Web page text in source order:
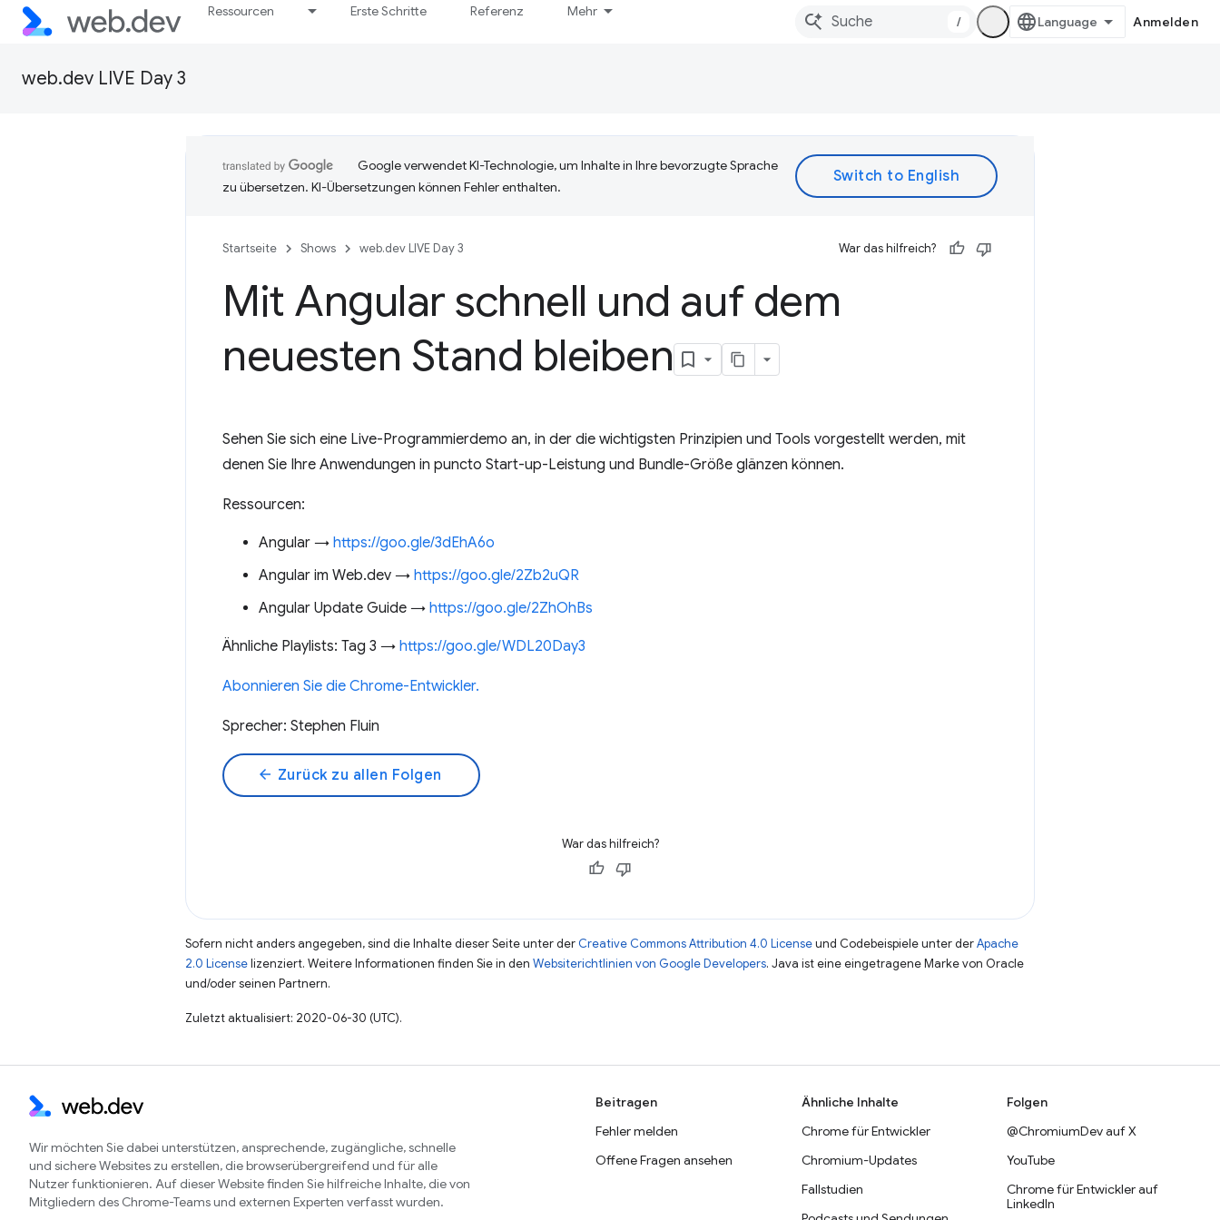
Ressourcen Erste Schritte Referenz Mehr
/ Anmelden
web.dev LIVE Day 3
Google verwendet KI-Technologie, um Inhalte in Ihre bevorzugte Sprache
zu übersetzen. KI-Übersetzungen können Fehler enthalten.
Startseite Shows web.dev LIVE Day 3 War das hilfreich?
Mit Angular schnell und auf dem
neuesten Stand bleiben
Sehen Sie sich eine Live-Programmierdemo an, in der die wichtigsten Prinzipien und Tools vorgestellt werden, mit
denen Sie Ihre Anwendungen in puncto Start-up-Leistung und Bundle-Größe glänzen können.
Ressourcen:
Angular → https://goo.gle/3dEhA6o
Angular im Web.dev → https://goo.gle/2Zb2uQR
Angular Update Guide → https://goo.gle/2ZhOhBs
Ähnliche Playlists: Tag 3 → https://goo.gle/WDL20Day3
Abonnieren Sie die Chrome-Entwickler.
Sprecher: Stephen Fluin
arrow_back Zurück zu allen Folgen
War das hilfreich?
Sofern nicht anders angegeben, sind die Inhalte dieser Seite unter der Creative Commons Attribution 4.0 Licenseund Codebeispiele unter derApache
2.0 Licenselizenziert. Weitere Informationen finden Sie in den Websiterichtlinien von Google Developers. Java ist eine eingetragene Marke von Oracle
und/oder seinen Partnern.
Zuletzt aktualisiert: 2020-06-30 (UTC).
Wir möchten Sie dabei unterstützen, ansprechende, zugängliche, schnelle
und sichere Websites zu erstellen, die browserübergreifend und für alle
Nutzer funktionieren. Auf dieser Website finden Sie hilfreiche Inhalte, die von
Mitgliedern des Chrome-Teams und externen Experten verfasst wurden.
Beitragen
Fehler melden
Offene Fragen ansehen
Ähnliche Inhalte
Chrome für Entwickler
Chromium-Updates
Fallstudien
Folgen
@ChromiumDev auf X
YouTube
Chrome für Entwickler auf
LinkedIn